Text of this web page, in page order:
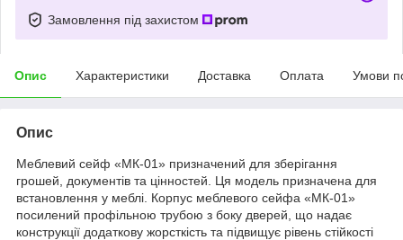
Замовлення під захистом
Опис Характеристики Доставка Оплата Умови
Опис
Меблевий сейф «МК-01» призначений для зберігання
грошей, документів та цінностей. Ця модель призначена для
встановлення у меблі. Корпус меблевого сейфа «МК-01»
посилений профільною трубою з боку дверей, що надає
конструкції додаткову жорсткість та підвищує рівень стійкості